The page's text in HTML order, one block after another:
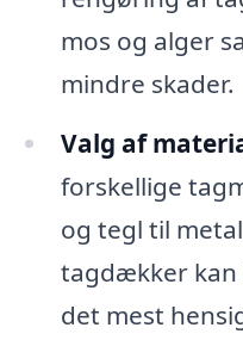
mos og alger
mindre skader.
Valg af
forskellige
og tegl til
tagdækker
det mest